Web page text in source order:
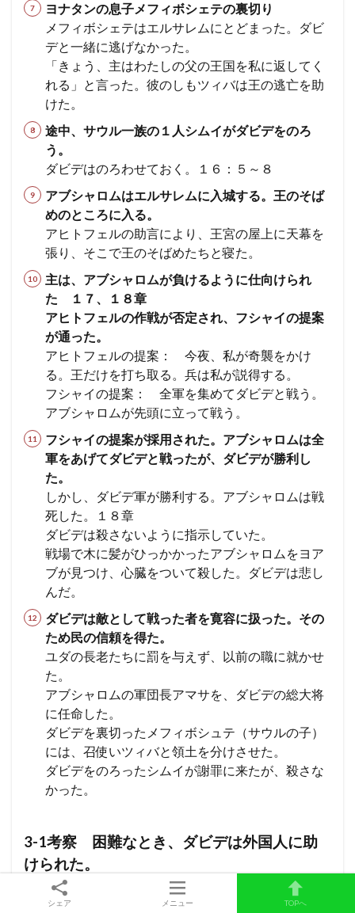
ヨナタンの息子メフィボシェテの裏切り
メフィボシェテはエルサレムにとどまった。ダビ
デと一緒に逃げなかった。
「きょう、主はわたしの父の王国を私に返してく
れる」と言った。彼のしもツィバは王の逃亡を助
けた。
途中、サウル一族の１人シムイがダビデをのろ
う。
ダビデはのろわせておく。１６：５～８
アブシャロムはエルサレムに入城する。王のそば
めのところに入る。
アヒトフェルの助言により、王宮の屋上に天幕を
張り、そこで王のそばめたちと寝た。
主は、アブシャロムが負けるように仕向けられ
た １７、１８章
アヒトフェルの作戦が否定され、フシャイの提案
が通った。
アヒトフェルの提案： 今夜、私が奇襲をかけ
る。王だけを打ち取る。兵は私が説得する。
フシャイの提案： 全軍を集めてダビデと戦う。
アブシャロムが先頭に立って戦う。
フシャイの提案が採用された。アブシャロムは全
軍をあげてダビデと戦ったが、ダビデが勝利し
た。
しかし、ダビデ軍が勝利する。アブシャロムは戦
死した。１８章
ダビデは殺さないように指示していた。
戦場で木に髪がひっかかったアブシャロムをヨア
ブが見つけ、心臓をついて殺した。
ダビデは悲し
んだ。
ダビデは敵として戦った者を寛容に扱った。その
ため民の信頼を得た。
ユダの長老たちに罰を与えず、以前の職に就かせ
た。
アブシャロムの軍団長アマサを、ダビデの総大将
に任命した。
ダビデを裏切ったメフィボシュテ（サウルの子）
には、召使いツィバと領土を分けさせた。
ダビデをのろったシムイが謝罪に来たが、殺さな
かった。
3-1考察 困難なとき、ダビデは外国人に助
けられた。
シェア メニュー TOPへ